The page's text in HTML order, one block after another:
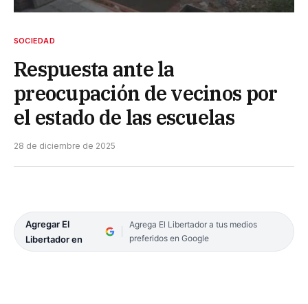
SOCIEDAD
Respuesta ante la
preocupación de vecinos por
el estado de las escuelas
28 de diciembre de 2025
Agregar El
Libertador en
Agrega El Libertador a tus medios
preferidos en Google